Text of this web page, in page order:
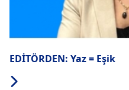
EDİTÖRDEN: Yaz = Eşik